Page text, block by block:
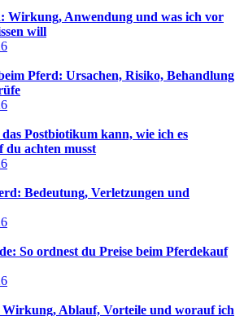
Wirkung, Anwendung und was ich vor
will
Pferd: Ursachen, Risiko, Behandlung
Postbiotikum kann, wie ich es
achten musst
Bedeutung, Verletzungen und
So ordnest du Preise beim Pferdekauf
Ablauf, Vorteile und worauf ich